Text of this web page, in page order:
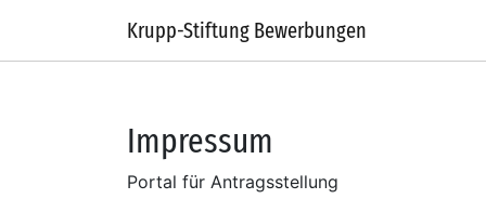
Krupp-Stiftung Bewerbungen
Impressum
Portal für Antragsstellung